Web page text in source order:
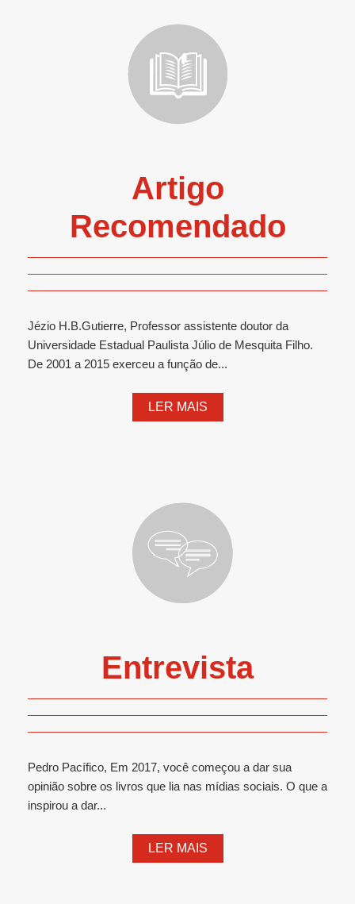
Artigo
Recomendado
Jézio H.B.Gutierre, Professor assistente doutor da
Universidade Estadual Paulista Júlio de Mesquita Filho.
De 2001 a 2015 exerceu a função de...
LER MAIS
Entrevista
Pedro Pacífico, Em 2017, você começou a dar sua
opinião sobre os livros que lia nas mídias sociais. O que a
inspirou a dar...
LER MAIS